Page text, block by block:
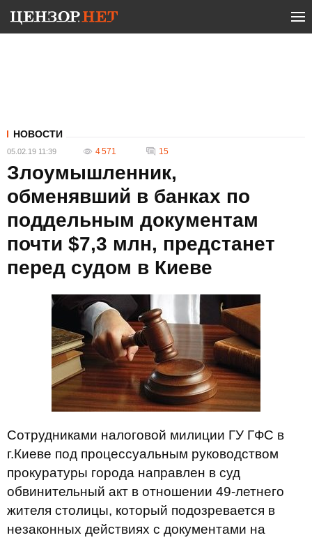
НОВОСТИ
05.02.19 11:39 4 571 15
Злоумышленник,
обменявший в банках по
поддельным документам
почти $7,3 млн, предстанет
перед судом в Киеве
Сотрудниками налоговой милиции ГУ ГФС в
г.Киеве под процессуальным руководством
прокуратуры города направлен в суд
обвинительный акт в отношении 49-летнего
жителя столицы, который подозревается в
незаконных действиях с документами на